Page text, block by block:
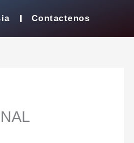
Contactenos